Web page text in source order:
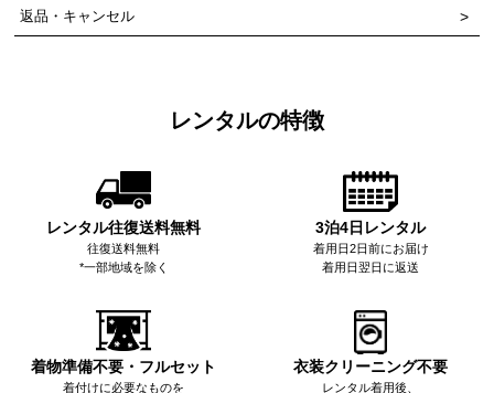
返品・キャンセル
レンタルの特徴
レンタル往復送料無料
往復送料無料
*一部地域を除く
3泊4日レンタル
着用日2日前にお届け
着用日翌日に返送
着物準備不要・フルセット
着付けに必要なものを
衣装クリーニング不要
レンタル着用後、